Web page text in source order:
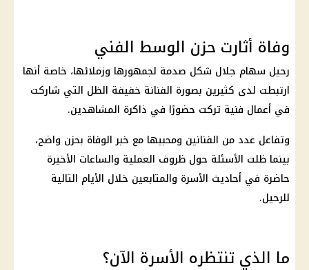
وفاة أثارت حزن الوسط الفني
رحيل سهام جلال شكل صدمة لجمهورها وزملائها، خاصة أنها
ارتبطت لدى كثيرين بصورة الفنانة خفيفة الظل التي شاركت
في أعمال فنية تركت حضورًا في ذاكرة المشاهدين.
وتفاعل عدد من الفنانين ومحبيها مع خبر الوفاة بحزن واضح،
بينما ظلت الأسئلة حول ظروف العملية والساعات الأخيرة
حاضرة في أحاديث الأسرة والمتابعين خلال الأيام التالية
للرحيل.
ما الذي تنتظره الأسرة الآن؟